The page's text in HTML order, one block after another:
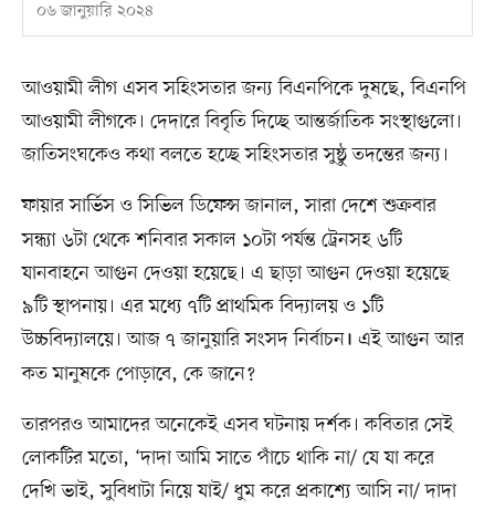
০৬ জানুয়ারি ২০২৪
আওয়ামী লীগ এসব সহিংসতার জন্য বিএনপিকে দুষছে, বিএনপি
আওয়ামী লীগকে। দেদারে বিবৃতি দিচ্ছে আন্তর্জাতিক সংস্থাগুলো।
জাতিসংঘকেও কথা বলতে হচ্ছে সহিংসতার সুষ্ঠু তদন্তের জন্য।
ফায়ার সার্ভিস ও সিভিল ডিফেন্স জানাল, সারা দেশে শুক্রবার
সন্ধ্যা ৬টা থেকে শনিবার সকাল ১০টা পর্যন্ত ট্রেনসহ ৬টি
যানবাহনে আগুন দেওয়া হয়েছে। এ ছাড়া আগুন দেওয়া হয়েছে
৯টি স্থাপনায়। এর মধ্যে ৭টি প্রাথমিক বিদ্যালয় ও ১টি
উচ্চবিদ্যালয়ে। আজ ৭ জানুয়ারি সংসদ নির্বাচন। এই আগুন আর
কত মানুষকে পোড়াবে, কে জানে?
তারপরও আমাদের অনেকেই এসব ঘটনায় দর্শক। কবিতার সেই
লোকটির মতো, ‘দাদা আমি সাতে পাঁচে থাকি না/ যে যা করে
দেখি ভাই, সুবিধাটা নিয়ে যাই/ ধুম করে প্রকাশ্যে আসি না/ দাদা